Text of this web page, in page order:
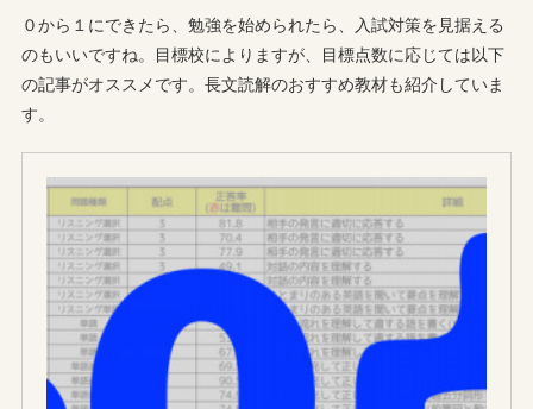
０から１にできたら、勉強を始められたら、入試対策を見据える
のもいいですね。目標校によりますが、目標点数に応じては以下
の記事がオススメです。長文読解のおすすめ教材も紹介していま
す。